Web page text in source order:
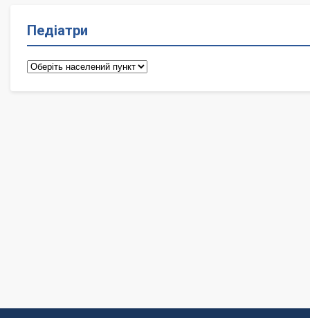
Педіатри
Педіатри